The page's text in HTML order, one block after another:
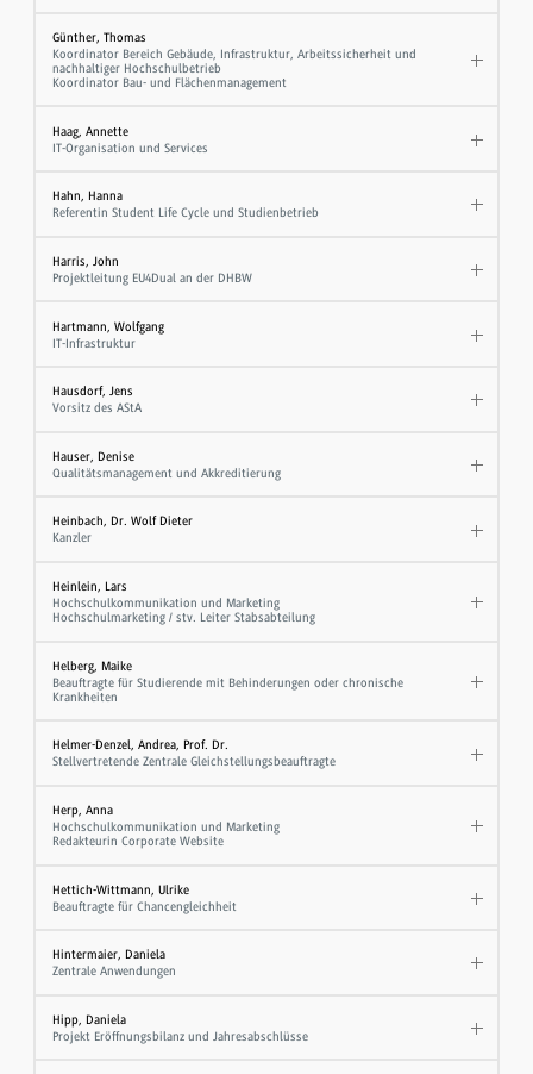
Günther, Thomas
Koordinator Bereich Gebäude, Infrastruktur, Arbeitssicherheit und
nachhaltiger Hochschulbetrieb
Koordinator Bau- und Flächenmanagement
Haag, Annette
IT-Organisation und Services
Hahn, Hanna
Referentin Student Life Cycle und Studienbetrieb
Harris, John
Projektleitung EU4Dual an der DHBW
Hartmann, Wolfgang
IT-Infrastruktur
Hausdorf, Jens
Vorsitz des AStA
Hauser, Denise
Qualitätsmanagement und Akkreditierung
Heinbach, Dr. Wolf Dieter
Kanzler
Heinlein, Lars
Hochschulkommunikation und Marketing
Hochschulmarketing / stv. Leiter Stabsabteilung
Helberg, Maike
Beauftragte für Studierende mit Behinderungen oder chronische
Krankheiten
Helmer-Denzel, Andrea, Prof. Dr.
Stellvertretende Zentrale Gleichstellungsbeauftragte
Herp, Anna
Hochschulkommunikation und Marketing
Redakteurin Corporate Website
Hettich-Wittmann, Ulrike
Beauftragte für Chancengleichheit
Hintermaier, Daniela
Zentrale Anwendungen
Hipp, Daniela
Projekt Eröffnungsbilanz und Jahresabschlüsse